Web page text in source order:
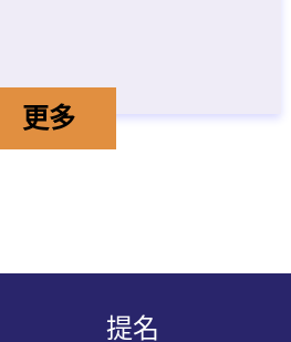
掌握學生所思所想 數
更多詳情
提名